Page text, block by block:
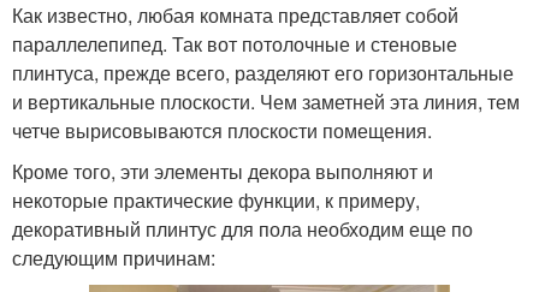
Как известно, любая комната представляет собой
параллелепипед. Так вот потолочные и стеновые
плинтуса, прежде всего, разделяют его горизонтальные
и вертикальные плоскости. Чем заметней эта линия, тем
четче вырисовываются плоскости помещения.
Кроме того, эти элементы декора выполняют и
некоторые практические функции, к примеру,
декоративный плинтус для пола необходим еще по
следующим причинам: